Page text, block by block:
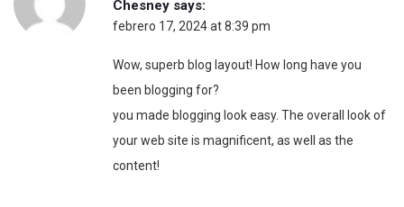
Chesney says:
febrero 17, 2024 at 8:39 pm
Wow, superb blog layout! How long have you
been blogging for?
you made blogging look easy. The overall look of
your web site is magnificent, as well as the
content!